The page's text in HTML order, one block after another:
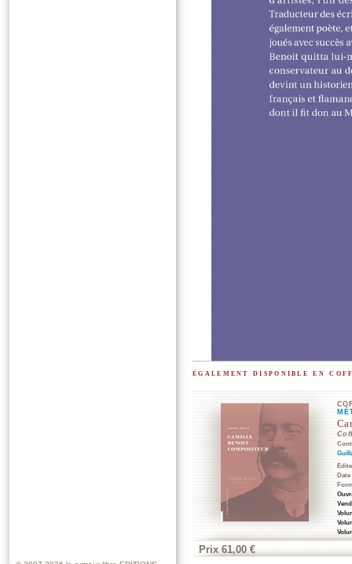
également disponible en
Date
Prix 61,00 €